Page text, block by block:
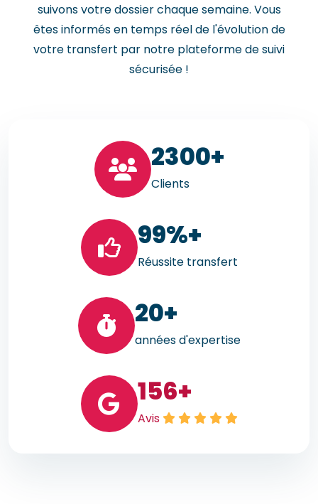
suivons votre dossier chaque semaine. Vous
êtes informés en temps réel de l'évolution de
votre transfert par notre plateforme de suivi
sécurisée !
2300+
Clients
99%+
Réussite transfert
20+
années d'expertise
156+
Avis